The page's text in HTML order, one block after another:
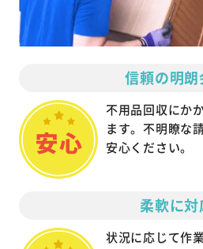
信頼の明朗
不用品回収にか
ます。不明瞭な
安心ください。
柔軟に対
状況に応じて作